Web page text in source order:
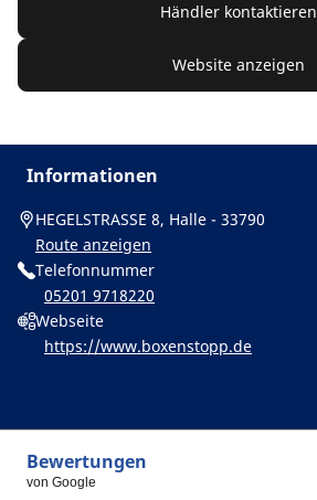
Händler kontaktieren
Website anzeigen
Informationen
HEGELSTRASSE 8, Halle - 33790
Route anzeigen
Telefonnummer
05201 9718220
Webseite
https://www.boxenstopp.de
Bewertungen
von Google